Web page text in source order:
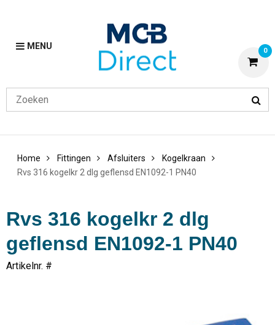
MENU 0
Home Fittingen Afsluiters
Kogelkraan
Rvs 316 kogelkr 2 dlg geflensd EN1092-1 PN40
Rvs 316 kogelkr 2 dlg
geflensd EN1092-1 PN40
Artikelnr. #